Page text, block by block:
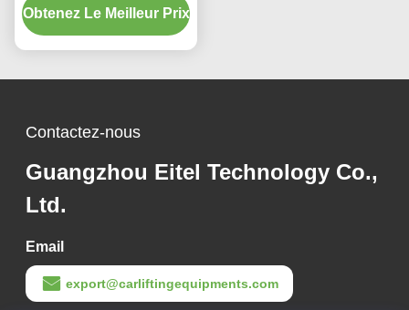
réel et imagerie 3D de
haute précision pour un
Obtenez Le Meilleur Prix
Contactez-nous
Guangzhou Eitel Technology Co.,
Ltd.
Email
export@carliftingequipments.com